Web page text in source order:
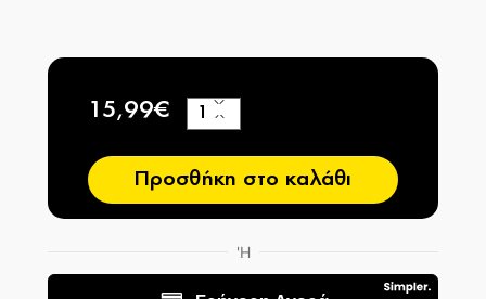
15,99€
−
+
Προσθήκη στο καλάθι